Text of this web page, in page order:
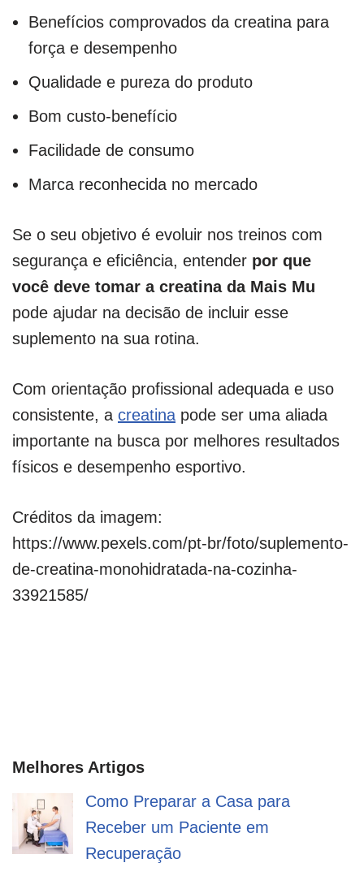
Benefícios comprovados da creatina para
força e desempenho
Qualidade e pureza do produto
Bom custo-benefício
Facilidade de consumo
Marca reconhecida no mercado
Se o seu objetivo é evoluir nos treinos com
segurança e eficiência, entender por que
você deve tomar a creatina da Mais Mu
pode ajudar na decisão de incluir esse
suplemento na sua rotina.
Com orientação profissional adequada e uso
consistente, a creatina pode ser uma aliada
importante na busca por melhores resultados
físicos e desempenho esportivo.
Créditos da imagem:
https://www.pexels.com/pt-br/foto/suplemento-
de-creatina-monohidratada-na-cozinha-
33921585/
Melhores Artigos
Como Preparar a Casa para
Receber um Paciente em
Recuperação